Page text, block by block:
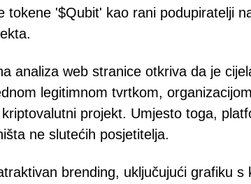
tokene '$Qubit' kao rani podupiratelji
analiza web stranice otkriva da je
legitimnom tvrtkom,
projekt. Umjesto toga,
ne slutećih posjetitelja.
brending, uključujući grafiku